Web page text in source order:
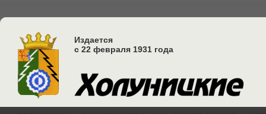
Издается
с 22 февраля 1931 года